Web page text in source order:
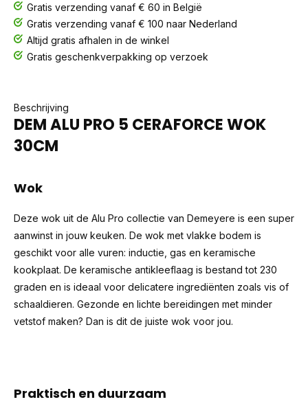
Gratis verzending vanaf € 60 in België
Gratis verzending vanaf € 100 naar Nederland
Altijd gratis afhalen in de winkel
Gratis geschenkverpakking op verzoek
Beschrijving
DEM ALU PRO 5 CERAFORCE WOK
30CM
Wok
Deze wok uit de Alu Pro collectie van Demeyere is een super
aanwinst in jouw keuken. De wok met vlakke bodem is
geschikt voor alle vuren: inductie, gas en keramische
kookplaat. De keramische antikleeflaag is bestand tot 230
graden en is ideaal voor delicatere ingrediënten zoals vis of
schaaldieren. Gezonde en lichte bereidingen met minder
vetstof maken? Dan is dit de juiste wok voor jou.
Praktisch en duurzaam